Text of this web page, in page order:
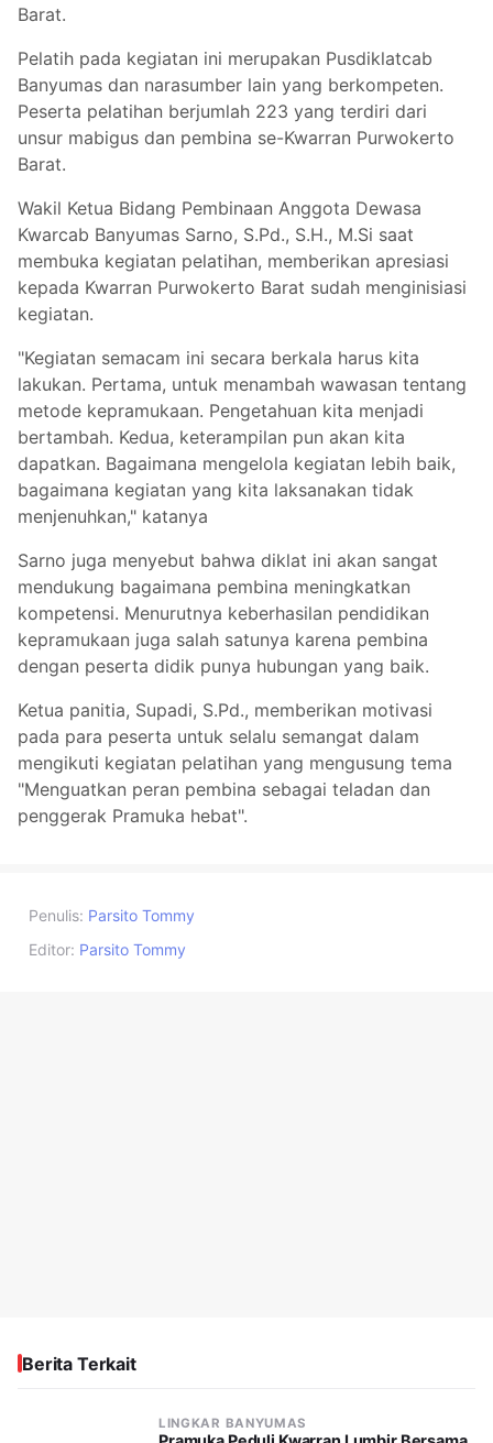
Barat.
Pelatih pada kegiatan ini merupakan Pusdiklatcab
Banyumas dan narasumber lain yang berkompeten.
Peserta pelatihan berjumlah 223 yang terdiri dari
unsur mabigus dan pembina se-Kwarran Purwokerto
Barat.
Wakil Ketua Bidang Pembinaan Anggota Dewasa
Kwarcab Banyumas Sarno, S.Pd., S.H., M.Si saat
membuka kegiatan pelatihan, memberikan apresiasi
kepada Kwarran Purwokerto Barat sudah menginisiasi
kegiatan.
"Kegiatan semacam ini secara berkala harus kita
lakukan. Pertama, untuk menambah wawasan tentang
metode kepramukaan. Pengetahuan kita menjadi
bertambah. Kedua, keterampilan pun akan kita
dapatkan. Bagaimana mengelola kegiatan lebih baik,
bagaimana kegiatan yang kita laksanakan tidak
menjenuhkan," katanya
Sarno juga menyebut bahwa diklat ini akan sangat
mendukung bagaimana pembina meningkatkan
kompetensi. Menurutnya keberhasilan pendidikan
kepramukaan juga salah satunya karena pembina
dengan peserta didik punya hubungan yang baik.
Ketua panitia, Supadi, S.Pd., memberikan motivasi
pada para peserta untuk selalu semangat dalam
mengikuti kegiatan pelatihan yang mengusung tema
"Menguatkan peran pembina sebagai teladan dan
penggerak Pramuka hebat".
Penulis: Parsito Tommy
Editor: Parsito Tommy
Berita Terkait
LINGKAR BANYUMAS